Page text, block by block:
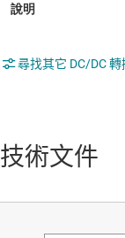
尋找其它 DC/DC 轉
技術文件